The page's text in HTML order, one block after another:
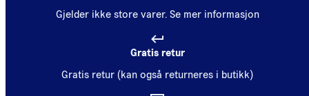
Gjelder ikke store varer. Se mer informasjon
Gratis retur
Gratis retur (kan også returneres i butikk)